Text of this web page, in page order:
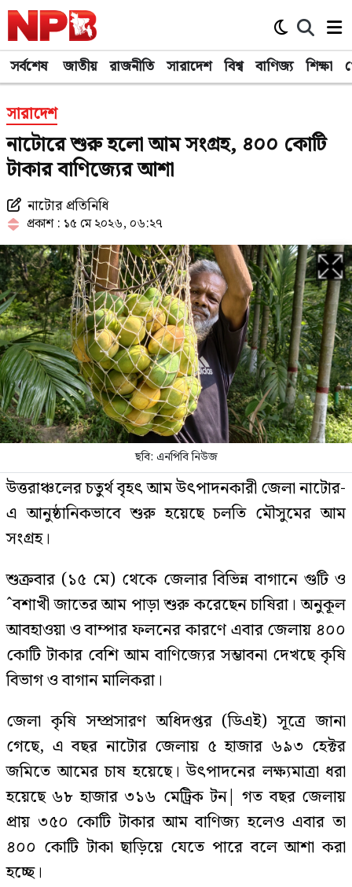
সর্বশেষ জাতীয় রাজনীতি সারাদেশ বিশ্ব বাণিজ্য শিক্ষা
সারাদেশ
নাটোরে শুরু হলো আম সংগ্রহ, ৪০০ কোটি
টাকার বাণিজ্যের আশা
নাটোর প্রতিনিধি
প্রকাশ : ১৫ মে ২০২৬, ০৬:২৭
ছবি: এনপিবি নিউজ
উত্তরাঞ্চলের চতুর্থ বৃহৎ আম উৎপাদনকারী জেলা নাটোর-
এ আনুষ্ঠানিকভাবে শুরু হয়েছে চলতি মৌসুমের আম
সংগ্রহ।
শুক্রবার (১৫ মে) থেকে জেলার বিভিন্ন বাগানে গুটি ও
ˆবশাখী জাতের আম পাড়া শুরু করেছেন চাষিরা। অনুকূল
আবহাওয়া ও বাম্পার ফলনের কারণে এবার জেলায় ৪০০
কোটি টাকার বেশি আম বাণিজ্যের সম্ভাবনা দেখছে কৃষি
বিভাগ ও বাগান মালিকরা।
জেলা কৃষি সম্প্রসারণ অধিদপ্তর (ডিএই) সূত্রে জানা
গেছে, এ বছর নাটোর জেলায় ৫ হাজার ৬৯৩ হেক্টর
জমিতে আমের চাষ হয়েছে। উৎপাদনের লক্ষ্যমাত্রা ধরা
হয়েছে ৬৮ হাজার ৩১৬ মেট্রিক টন| গত বছর জেলায়
প্রায় ৩৫০ কোটি টাকার আম বাণিজ্য হলেও এবার তা
৪০০ কোটি টাকা ছাড়িয়ে যেতে পারে বলে আশা করা
হচ্ছে।